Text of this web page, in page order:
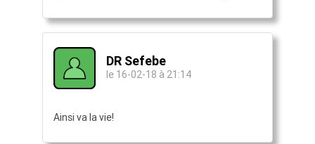
DR Sefebe
le 16-02-18 à 21:14
Ainsi va la vie!